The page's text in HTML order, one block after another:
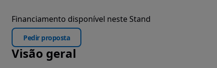
Financiamento disponível neste Stand
Pedir proposta
Visão geral